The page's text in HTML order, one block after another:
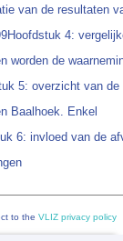
van de resultaten
4:
worden de
5: overzicht van de
Baalhoek. Enkel
6: invloed van de
to the VLIZ privacy policy